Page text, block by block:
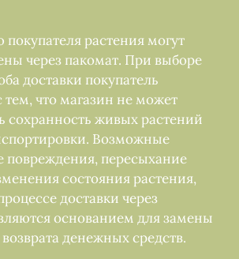
растения могут
через пакомат. При выборе
доставки покупатель
тем, что магазин не может
сохранность живых растений
Возможные
повреждения, пересыхание
состояния растения,
доставки через
основанием для замены
денежных средств.